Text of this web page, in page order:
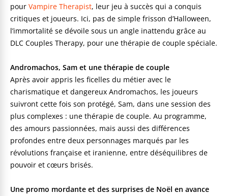
pour Vampire Therapist, leur jeu à succès qui a conquis
critiques et joueurs. Ici, pas de simple frisson d’Halloween,
l’immortalité se dévoile sous un angle inattendu grâce au
DLC Couples Therapy, pour une thérapie de couple spéciale.
Andromachos, Sam et une thérapie de couple
Après avoir appris les ficelles du métier avec le
charismatique et dangereux Andromachos, les joueurs
suivront cette fois son protégé, Sam, dans une session des
plus complexes : une thérapie de couple. Au programme,
des amours passionnées, mais aussi des différences
profondes entre deux personnages marqués par les
révolutions française et iranienne, entre déséquilibres de
pouvoir et cœurs brisés.
Une promo mordante et des surprises de Noël en avance